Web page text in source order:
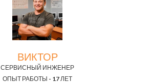
ВИКТОР
СЕРВИСНЫЙ ИНЖЕНЕР
ОПЫТ РАБОТЫ - 17 ЛЕТ